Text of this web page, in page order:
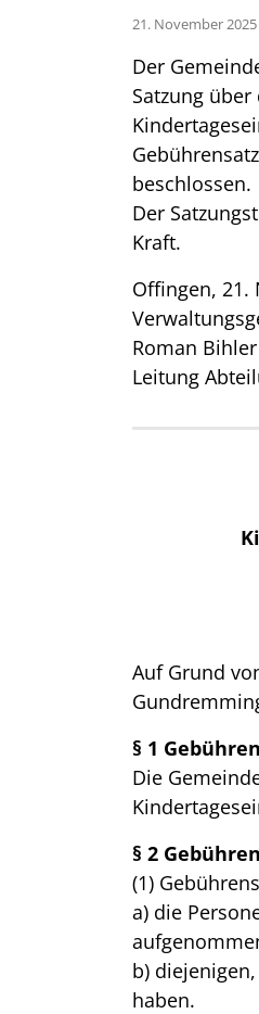
21. November 2025
Der
Satzung
beschlossen.
Der
Kraft.
Offingen, 21.
Roman Bihler
Leitung
Auf Grund
§ 1
Die
§ 2
(1)
a) die
b)
haben.